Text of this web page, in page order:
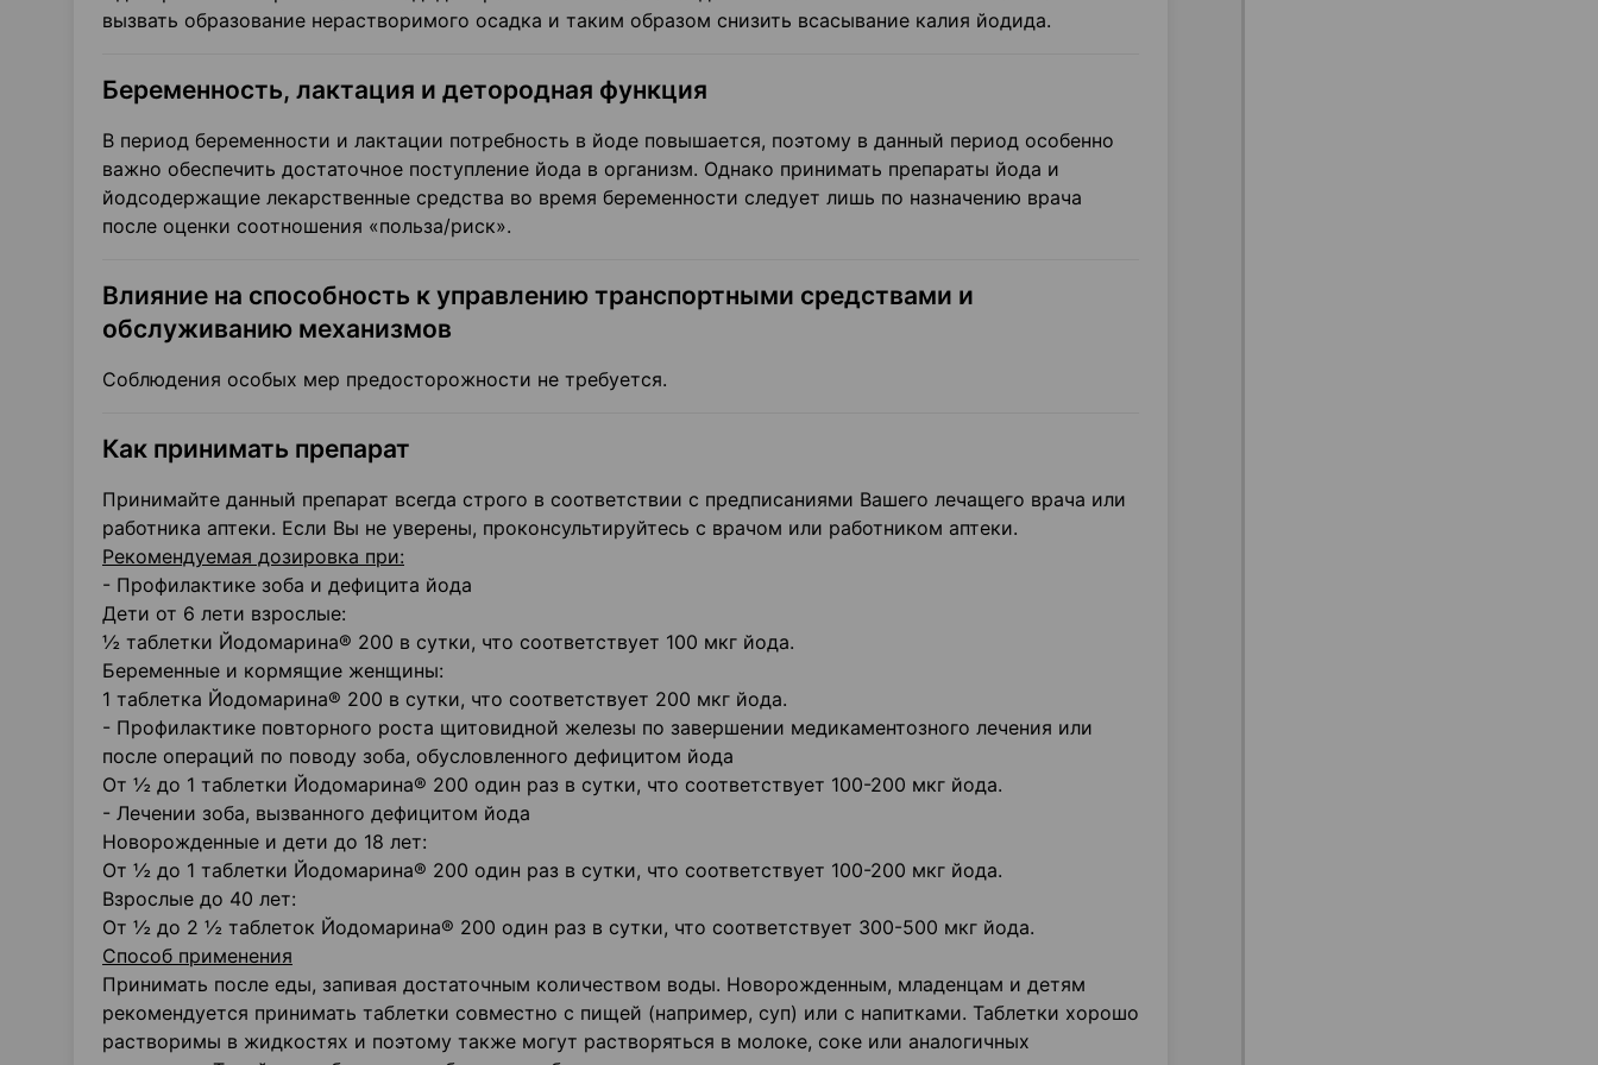
вызвать образование нерастворимого осадка и таким образом снизить всасывание калия йодида.
Беременность, лактация и детородная функция
В период беременности и лактации потребность в йоде повышается, поэтому в данный период особенно
важно обеспечить достаточное поступление йода в организм. Однако принимать препараты йода и
йодсодержащие лекарственные средства во время беременности следует лишь по назначению врача
после оценки соотношения «польза/риск».
Влияние на способность к управлению транспортными средствами и
обслуживанию механизмов
Соблюдения особых мер предосторожности не требуется.
Как принимать препарат
Принимайте данный препарат всегда строго в соответствии с предписаниями Вашего лечащего врача или
работника аптеки. Если Вы не уверены, проконсультируйтесь с врачом или работником аптеки.
Рекомендуемая дозировка при:
- Профилактике зоба и дефицита йода
Дети от 6 лети взрослые:
½ таблетки Йодомарина® 200 в сутки, что соответствует 100 мкг йода.
Беременные и кормящие женщины:
1 таблетка Йодомарина® 200 в сутки, что соответствует 200 мкг йода.
- Профилактике повторного роста щитовидной железы по завершении медикаментозного лечения или
после операций по поводу зоба, обусловленного дефицитом йода
От ½ до 1 таблетки Йодомарина® 200 один раз в сутки, что соответствует 100-200 мкг йода.
- Лечении зоба, вызванного дефицитом йода
Новорожденные и дети до 18 лет:
От ½ до 1 таблетки Йодомарина® 200 один раз в сутки, что соответствует 100-200 мкг йода.
Взрослые до 40 лет:
От ½ до 2 ½ таблеток Йодомарина® 200 один раз в сутки, что соответствует 300-500 мкг йода.
Способ применения
Принимать после еды, запивая достаточным количеством воды. Новорожденным, младенцам и детям
рекомендуется принимать таблетки совместно с пищей (например, суп) или с напитками. Таблетки хорошо
растворимы в жидкостях и поэтому также могут растворяться в молоке, соке или аналогичных